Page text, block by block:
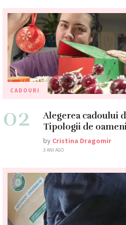
CADOURI
02
Alegerea cadoului
Tipologii de
by Cristina Dragomir
3 ANI AGO